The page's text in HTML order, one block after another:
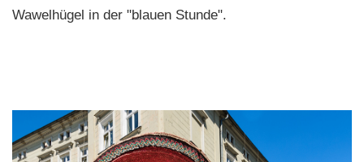
Wawelhügel in der "blauen Stunde".